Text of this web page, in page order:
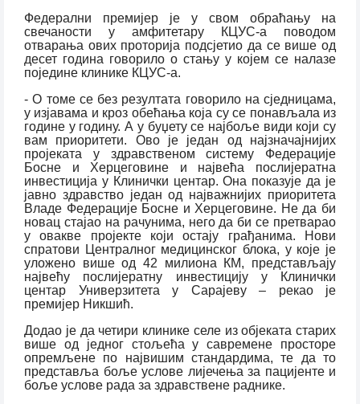
Федерални премијер је у свом обраћању на
свечаности у амфитетару КЦУС-а поводом
отварања ових проторија подсјетио да се више од
десет година говорило о стању у којем се налазе
поједине клинике КЦУС-а.
- О томе се без резултата говорило на сједницама,
у изјавама и кроз обећања која су се понављала из
године у годину. А у буџету се најбоље види који су
вам приоритети. Ово је један од најзначајнијих
пројеката у здравственом систему Федерације
Босне и Херцеговине и највећа послијератна
инвестиција у Клинички центар. Она показује да је
јавно здравство један од најважнијих приоритета
Владе Федерације Босне и Херцеговине. Не да би
новац стајао на рачунима, него да би се претварао
у овакве пројекте који остају грађанима. Нови
спратови Централног медицинског блока, у које је
уложено више од 42 милиона КМ, представљају
највећу послијератну инвестицију у Клинички
центар Универзитета у Сарајеву – рекао је
премијер Никшић.
Додао је да четири клинике селе из објеката старих
више од једног стољећа у савремене просторе
опремљене по највишим стандардима, те да то
представља боље услове лијечења за пацијенте и
боље услове рада за здравствене раднике.